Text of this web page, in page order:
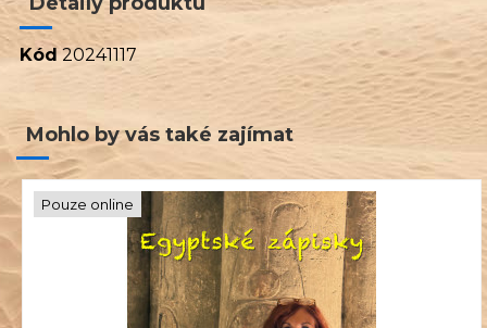
Kód 20241117
Mohlo by vás také zajímat
Pouze online